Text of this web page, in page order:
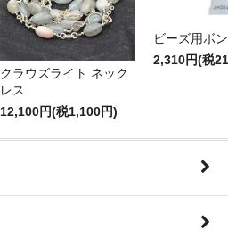
クラウズライト ネック
レス
12,100円(税1,100円)
ビーズ用ボ
2,310円(税